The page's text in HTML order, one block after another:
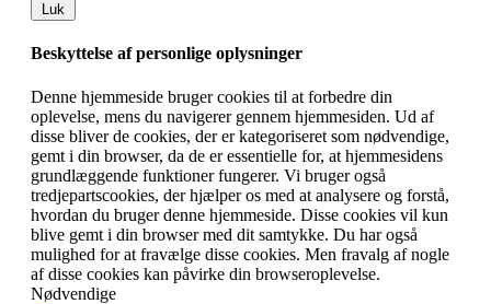
Luk
Beskyttelse af personlige oplysninger
Denne hjemmeside bruger cookies til at forbedre din
oplevelse, mens du navigerer gennem hjemmesiden. Ud af
disse bliver de cookies, der er kategoriseret som nødvendige,
gemt i din browser, da de er essentielle for, at hjemmesidens
grundlæggende funktioner fungerer. Vi bruger også
tredjepartscookies, der hjælper os med at analysere og forstå,
hvordan du bruger denne hjemmeside. Disse cookies vil kun
blive gemt i din browser med dit samtykke. Du har også
mulighed for at fravælge disse cookies. Men fravalg af nogle
af disse cookies kan påvirke din browseroplevelse.
Nødvendige